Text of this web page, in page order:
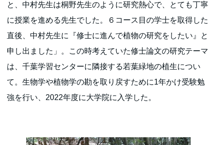
と、中村先生は桐野先生のように研究熱心で、とても丁寧
に授業を進める先生でした。６コース目の学士を取得した
直後、中村先生に『修士に進んで植物の研究をしたい』と
申し出ました」。この時考えていた修士論文の研究テーマ
は、千葉学習センターに隣接する若葉緑地の植生につい
て。生物学や植物学の勘を取り戻すために1年かけ受験勉
強を行い、2022年度に大学院に入学した。